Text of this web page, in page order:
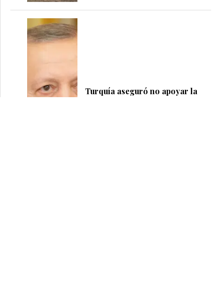
Turquía aseguró no apoyar la